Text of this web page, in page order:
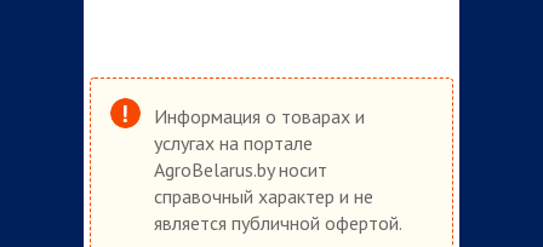
Информация о товарах и
услугах на портале
AgroBelarus.by носит
справочный характер и не
является публичной офертой.